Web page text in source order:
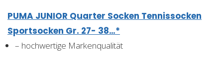
PUMA JUNIOR Quarter Socken Tennissocken
Sportsocken Gr. 27- 38…*
– hochwertige Markenqualität